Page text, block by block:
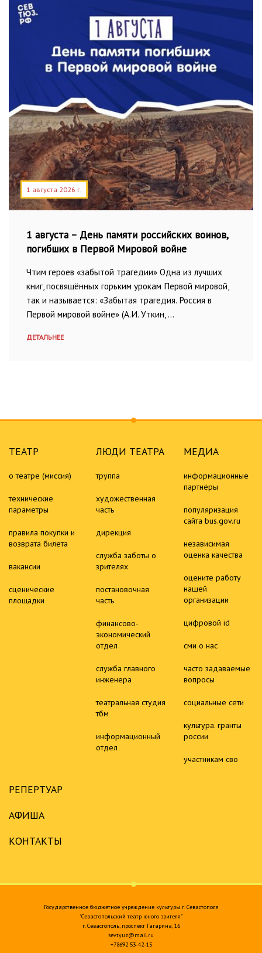
1 августа 2026 г.
1 августа – День памяти российских воинов,
погибших в Первой Мировой войне
Чтим героев «забытой трагедии» Одна из лучших
книг, посвящённых горьким урокам Первой мировой,
так и называется: «Забытая трагедия. Россия в
Первой мировой войне» (А.И. Уткин, …
ДЕТАЛЬНЕЕ
ТЕАТР
о театре (миссия)
технические
параметры
правила покупки и
возврата билета
вакансии
сценические
площадки
ЛЮДИ ТЕАТРА
труппа
художественная
часть
дирекция
служба заботы о
зрителях
постановочная
часть
финансово-
экономический
отдел
служба главного
инженера
театральная студия
тбм
информационный
отдел
МЕДИА
информационные
партнёры
популяризация
сайта bus.gov.ru
независимая
оценка качества
оцените работу
нашей
организации
цифровой id
сми о нас
часто задаваемые
вопросы
социальные сети
культура. гранты
россии
участникам сво
РЕПЕРТУАР
АФИША
КОНТАКТЫ
Государственное бюджетное учреждение культуры г. Севастополя
"Севастопольский театр юного зрителя"
г. Севастополь, проспект Гагарина, 16
sevtyuz@mail.ru
+78692 53-42-15